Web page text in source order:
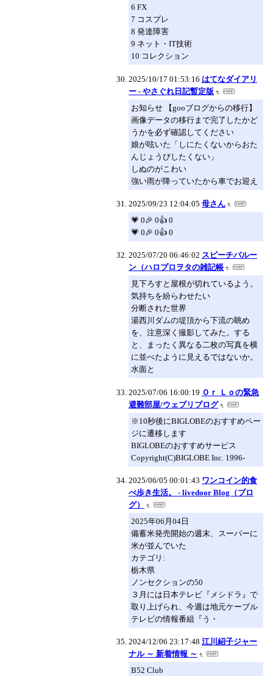
6 FX
7 コスプレ
8 発達障害
9 ネット・IT技術
10 コレクション
2025/10/17 01:53:16 はてなダイアリ
ー - やさぐれ日記暫定版
お知らせ 【gooブログからの移行】
画像データの移行まで完了したかど
うかを必ず確認してください
娘が呟いた「しにたくないからおた
んじょうびしたくない」
しぬのがこわい
強い雨が降っていたから車でお迎え
2025/09/23 12:04:05 母さん
💗 0🎉 0👍 0
💗 0🎉 0👍 0
2025/07/20 06:46:02 スピーチバルー
ン（ハロプロヲタの雑記帳
見下ろすと屋根が切れているよう。
気持ちを紛らわせたい
分断された世界
湯西川ダムの堤頂から下流の眺め
を、注意深く撮影してみた。する
と、まったく異なる二枚の写真を横
に並べたように見えるではないか。
水面と
2025/07/06 16:00:19 Ｏｒ Ｌｏの緊急
避難部屋/ウェブリブログ
※10秒後にBIGLOBEのおすすめペー
ジに遷移します
BIGLOBEのおすすめサービス
Copyright(C)BIGLOBE Inc. 1996-
2025/06/05 00:01:43 ワンコイン的食
べ歩き生活。 - livedoor Blog（ブロ
グ）
2025年06月04日
備蓄米発売開始の週末、スーパーに
米が並んでいた
カテゴリ:
栃木県
ノンセクションの50
３月には日本テレビ『メシドラ』で
取り上げられ、今週は地元ケーブル
テレビの情報番組『う・
2024/12/06 23:17:48 江川紹子ジャー
ナル ～ 新着情報 ～
B52 Club